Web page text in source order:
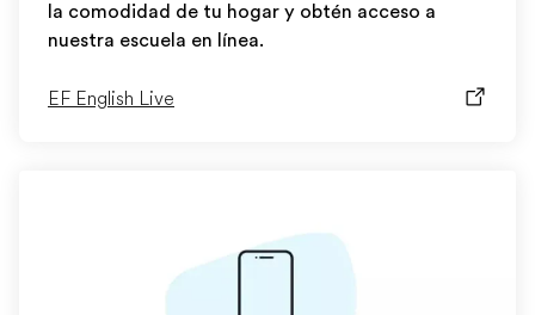
la comodidad de tu hogar y obtén acceso a
nuestra escuela en línea.
EF English Live